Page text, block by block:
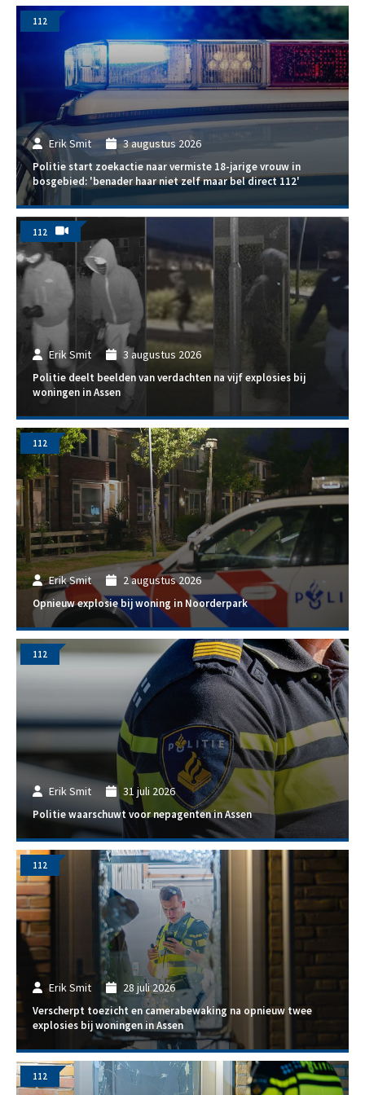
Erik Smit 3 augustus 2026
Politie start zoekactie naar vermiste 18-jarige vrouw in
bosgebied: 'benader haar niet zelf maar bel direct 112'
112
Erik Smit 3 augustus 2026
Politie deelt beelden van verdachten na vijf explosies bij
woningen in Assen
112
Erik Smit 2 augustus 2026
Opnieuw explosie bij woning in Noorderpark
112
Erik Smit 31 juli 2026
Politie waarschuwt voor nepagenten in Assen
112
Erik Smit 28 juli 2026
Verscherpt toezicht en camerabewaking na opnieuw twee
explosies bij woningen in Assen
112
112